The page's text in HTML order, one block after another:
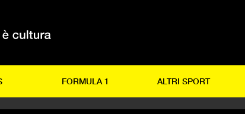
FORMULA 1 ALTRI SPORT